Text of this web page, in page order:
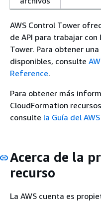
AWS Control Tower
de API para trabajar con
Tower. Para obtener
disponibles, consulte
Reference.
Para obtener más
CloudFormation
consulte la Guía del
Acerca de la
recurso
La AWS cuenta es